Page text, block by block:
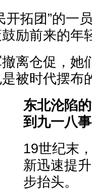
开拓团”的一
励前来的年
离仓促，她
被时代摆布
东北沦陷
到九一八
19世纪末
新迅速提
步抬头。